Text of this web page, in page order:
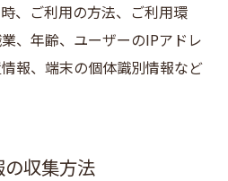
、ご利用の方法、ご利用環
、年齢、ユーザーのIPアドレ
報、端末の個体識別情報など
収集方法